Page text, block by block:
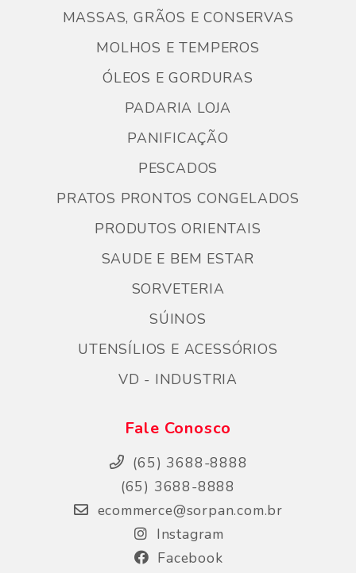
MASSAS, GRÃOS E CONSERVAS
MOLHOS E TEMPEROS
ÓLEOS E GORDURAS
PADARIA LOJA
PANIFICAÇÃO
PESCADOS
PRATOS PRONTOS CONGELADOS
PRODUTOS ORIENTAIS
SAUDE E BEM ESTAR
SORVETERIA
SÚINOS
UTENSÍLIOS E ACESSÓRIOS
VD - INDUSTRIA
Fale Conosco
(65) 3688-8888
(65) 3688-8888
ecommerce@sorpan.com.br
Instagram
Facebook